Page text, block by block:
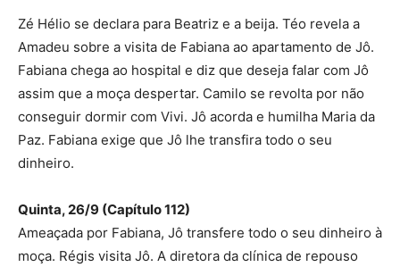
Zé Hélio se declara para Beatriz e a beija. Téo revela a
Amadeu sobre a visita de Fabiana ao apartamento de Jô.
Fabiana chega ao hospital e diz que deseja falar com Jô
assim que a moça despertar. Camilo se revolta por não
conseguir dormir com Vivi. Jô acorda e humilha Maria da
Paz. Fabiana exige que Jô lhe transfira todo o seu
dinheiro.
Quinta, 26/9 (Capítulo 112)
Ameaçada por Fabiana, Jô transfere todo o seu dinheiro à
moça. Régis visita Jô. A diretora da clínica de repouso